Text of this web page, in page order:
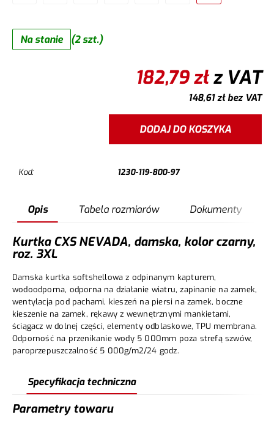
Na stanie (2 szt.)
182,79złz VAT
148,61złbez VAT
DODAJ DO KOSZYKA
Kod: 1230-119-800-97
Opis Tabela rozmiarów Dokumenty
Kurtka CXS NEVADA, damska, kolor czarny,
roz. 3XL
Damska kurtka softshellowa z odpinanym kapturem,
wodoodporna, odporna na działanie wiatru, zapinanie na zamek,
wentylacja pod pachami, kieszeń na piersi na zamek, boczne
kieszenie na zamek, rękawy z wewnętrznymi mankietami,
ściągacz w dolnej części, elementy odblaskowe, TPU membrana.
Odporność na przenikanie wody 5 000mm poza strefą szwów,
paroprzepuszczalność 5 000g/m2/24 godz.
Specyfikacja techniczna
Parametry towaru